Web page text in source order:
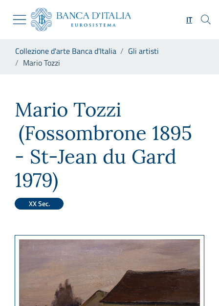
Skip to Main Content
Vai al sito istituzionale
Vai al menu di navigazione
Vai alla ricerca
Vai al footer
IT
Collezione d'arte Banca d'Italia
Gli artisti
Mario Tozzi
Mario Tozzi
(Fossombrone 1895
- St-Jean du Gard
1979)
XX Sec.